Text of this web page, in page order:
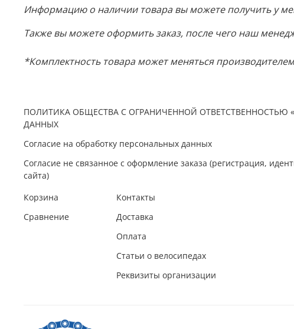
Информацию о наличии товара вы можете получить у
Также вы можете оформить заказ, после чего наш
*Комплектность товара может меняться
ПОЛИТИКА ОБЩЕСТВА С ОГРАНИЧЕННОЙ ОТВЕТСТВЕННОСТЬЮ
ДАННЫХ
Согласие на обработку персональных данных
Согласие не связанное с оформление заказа (регистрация,
сайта)
Корзина
Сравнение
Контакты
Доставка
Оплата
Статьи о велосипедах
Реквизиты организации